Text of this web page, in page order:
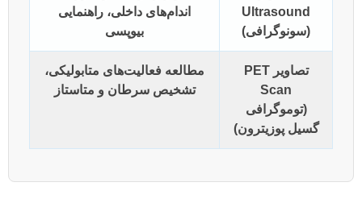
Ultrasound
(سونوگرافی)
اندام‌های داخلی، راهنمایی
بیوپسی
تصاویر PET
Scan
(توموگرافی
گسیل پوزیترون)
مطالعه فعالیت‌های متابولیکی،
تشخیص سرطان و متاستاز